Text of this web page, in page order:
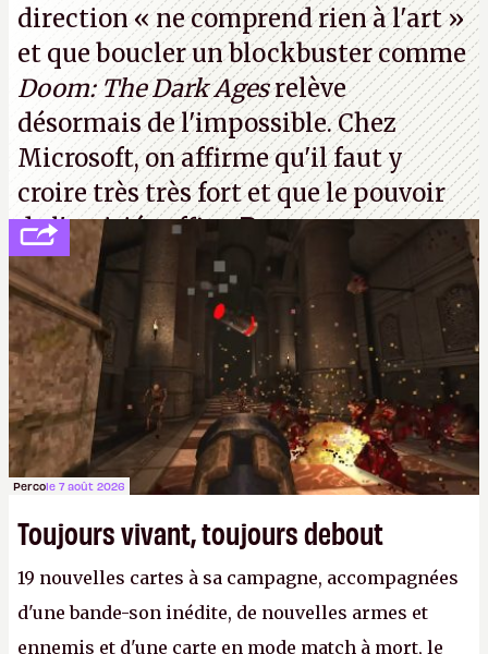
direction« ne comprend rien à l'art »
et que boucler un blockbuster comme
Doom: The Dark Agesrelève
désormais de l'impossible. Chez
Microsoft, on affirme qu'il faut y
croire très très fort et que le pouvoir
de l'amitié suffira.P.
Percole 7 août 2026
Toujours vivant, toujours debout
19 nouvelles cartes à sa campagne, accompagnées
d'une bande-son inédite, de nouvelles armes et
ennemis et d'une carte en mode match à mort, le